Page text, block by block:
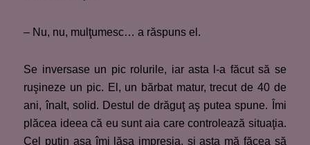
– Nu, nu, mulţumesc… a răspuns el.
Se inversase un pic rolurile, iar asta l-a făcut să se
ruşineze un pic. El, un bărbat matur, trecut de 40 de
ani, înalt, solid. Destul de drăguţ aş putea spune. Îmi
plăcea ideea că eu sunt aia care controlează situaţia.
Cel puţin aşa îmi lăsa impresia, şi asta mă făcea să